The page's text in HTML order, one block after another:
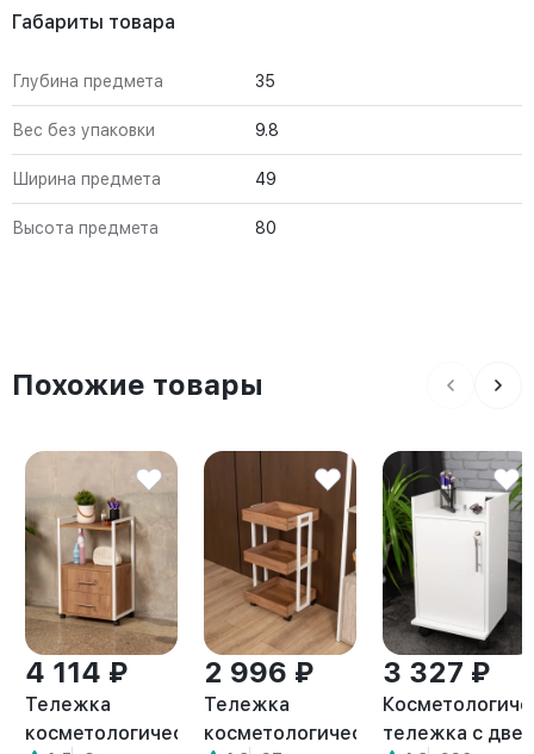
Габариты товара
Глубина предмета 35
Вес без упаковки 9.8
Ширина предмета 49
Высота предмета 80
Похожие товары
4 114 ₽
Тележка
косметологическая
2 996 ₽
Тележка
косметологическая
3 327 ₽
тележка с